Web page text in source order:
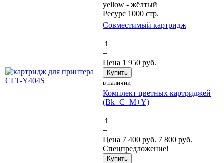
yellow - жёлтый
Ресурс 1000 стр.
Совместимый картридж
−
+
Цена 1 950 руб.
Купить
в наличии
Комплект цветных картриджей
(Bk+C+M+Y)
−
+
Цена 7 400 руб. 7 800 руб.
Спецпредложение!
Купить